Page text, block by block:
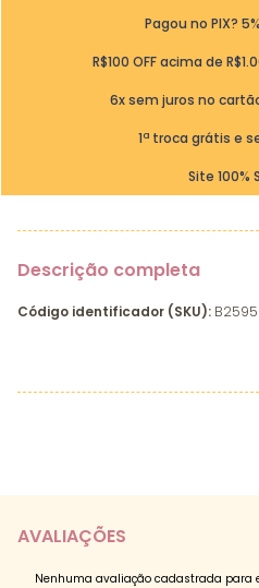
Pagou no PIX?
R$100 OFF acima de
6x sem juros no
1ª troca grátis e
Site 100%
Descrição completa
Código identificador (SKU):
AVALIAÇÕES
Nenhuma avaliação cadastrada para